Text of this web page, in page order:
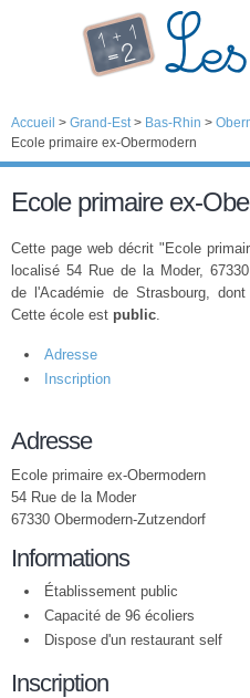
Accueil > Grand-Est> Bas-Rhin >
Ecole primaire ex-Obermodern
Ecole primaire ex-
Cette page web décrit "Ecole
localisé 54 Rue de la Moder,
de l'Académie de Strasbourg,
Cette école est public.
Adresse
Inscription
Adresse
Ecole primaire ex-Obermodern
54 Rue de la Moder
67330 Obermodern-Zutzendorf
Informations
Établissement public
Capacité de 96 écoliers
Dispose d'un restaurant self
Inscription